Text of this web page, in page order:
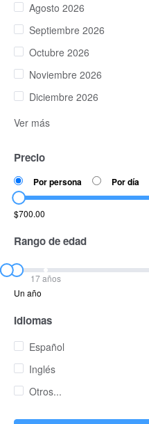
Agosto 2026
Septiembre 2026
Octubre 2026
Noviembre 2026
Diciembre 2026
Ver más
Precio
Por persona Por día
$700.00
Rango de edad
17 años
Un año
Idiomas
Español
Inglés
Otros...